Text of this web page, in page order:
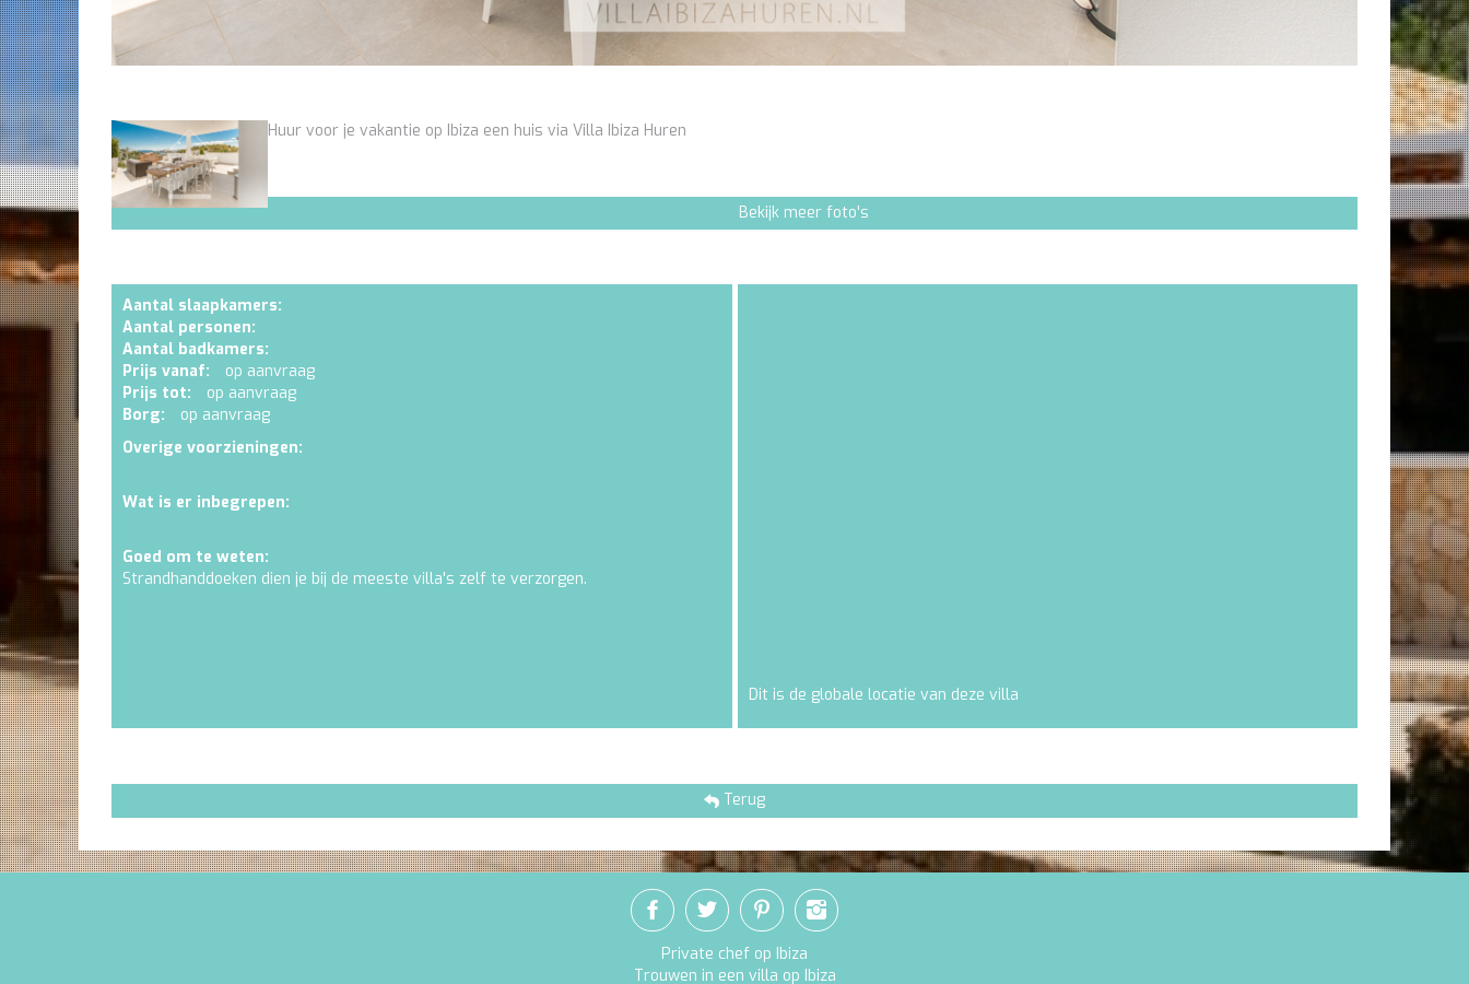
Huur voor je vakantie op Ibiza een huis via Villa Ibiza Huren
Bekijk meer foto's
Aantal slaapkamers:
Aantal personen:
Aantal badkamers:
Prijs vanaf:
op aanvraag
Prijs tot:
op aanvraag
Borg:
op aanvraag
Overige voorzieningen:
Wat is er inbegrepen:
Goed om te weten:
Strandhanddoeken dien je bij de meeste villa's zelf te verzorgen.
Dit is de globale locatie van deze villa
Terug
Private chef op Ibiza
Trouwen in een villa op Ibiza